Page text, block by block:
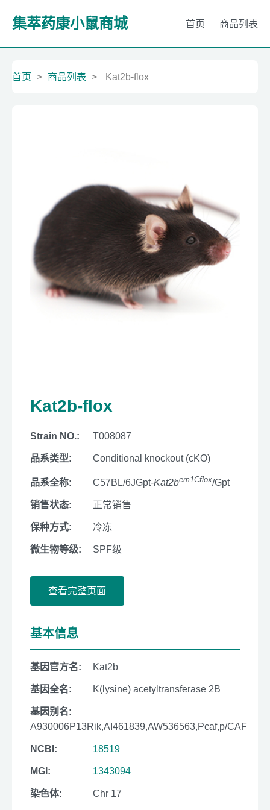
集萃药康小鼠商城 首页 商品列表
首页 > 商品列表 > Kat2b-flox
Kat2b-flox
Strain NO.: T008087
品系类型: Conditional knockout (cKO)
品系全称: C57BL/6JGpt-Kat2bem1Cflox/Gpt
销售状态: 正常销售
保种方式: 冷冻
微生物等级: SPF级
查看完整页面
基本信息
基因官方名: Kat2b
基因全名: K(lysine) acetyltransferase 2B
基因别名:
A930006P13Rik,AI461839,AW536563,Pcaf,p/CAF
NCBI: 18519
MGI: 1343094
染色体: Chr 17